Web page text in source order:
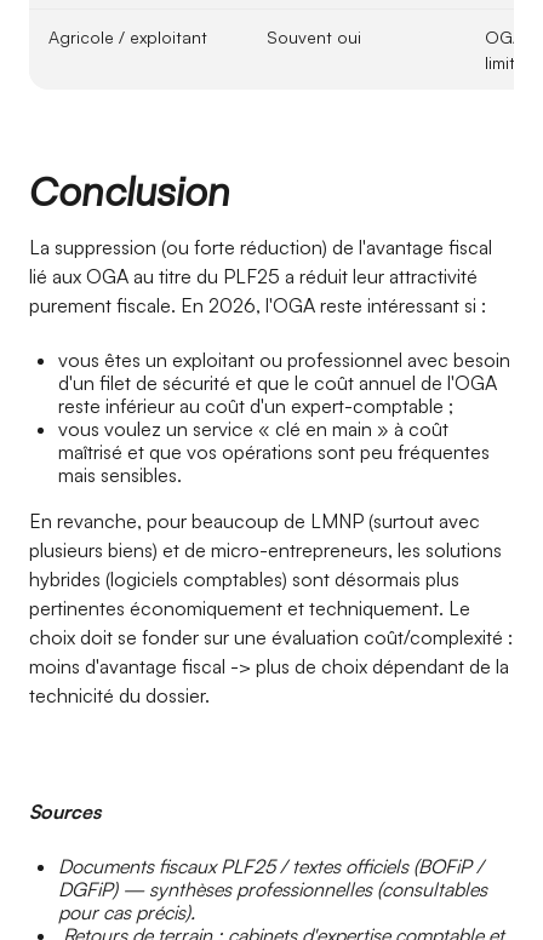
Agricole / exploitant Souvent oui
OGA
limité
Conclusion
La suppression (ou forte réduction) de l'avantage fiscal
lié aux OGA au titre du PLF25 a réduit leur attractivité
purement fiscale. En 2026, l'OGA reste intéressant si :
vous êtes un exploitant ou professionnel avec besoin
d'un filet de sécurité et que le coût annuel de l'OGA
reste inférieur au coût d'un expert-comptable ;
vous voulez un service « clé en main » à coût
maîtrisé et que vos opérations sont peu fréquentes
mais sensibles.
En revanche, pour beaucoup de LMNP (surtout avec
plusieurs biens) et de micro-entrepreneurs, les solutions
hybrides (logiciels comptables) sont désormais plus
pertinentes économiquement et techniquement. Le
choix doit se fonder sur une évaluation coût/complexité :
moins d'avantage fiscal -> plus de choix dépendant de la
technicité du dossier.
Sources
Documents fiscaux PLF25 / textes officiels (BOFiP /
DGFiP) — synthèses professionnelles (consultables
pour cas précis).
Retours de terrain : cabinets d'expertise comptable et